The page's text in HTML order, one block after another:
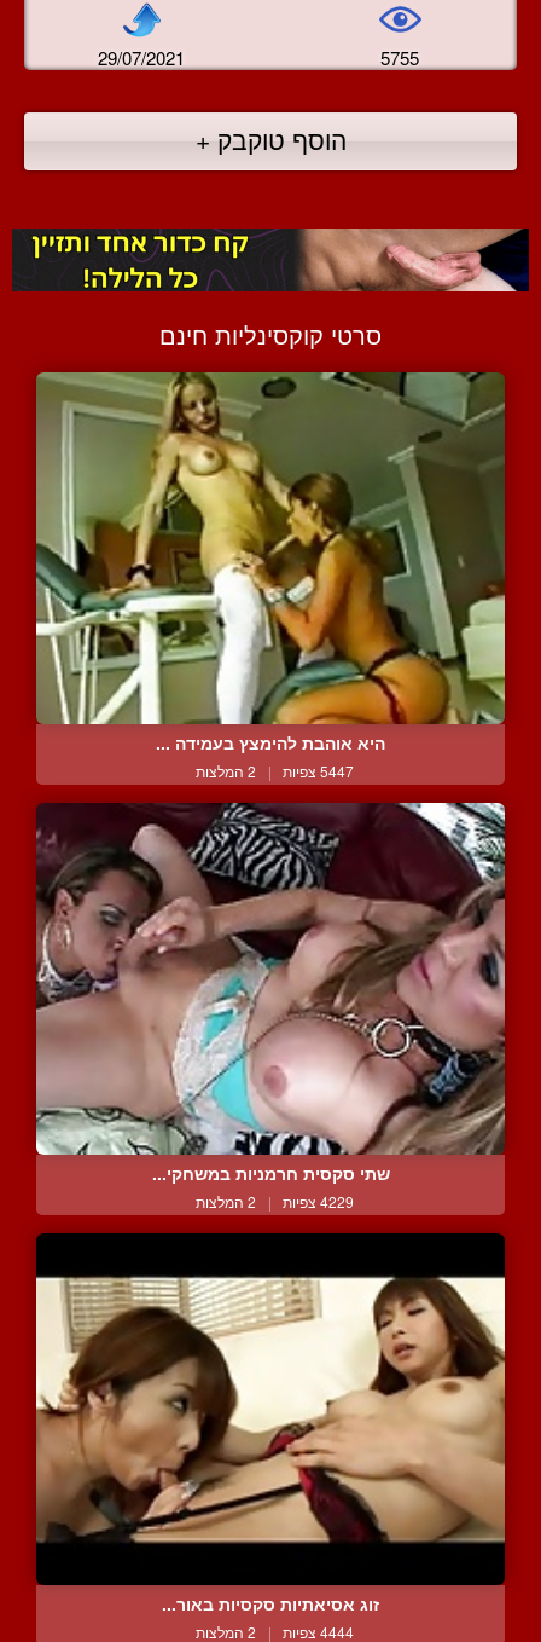
29/07/2021 5755
הוסף טוקבק +
סרטי קוקסינליות חינם
היא אוהבת להימצץ בעמידה ...
5447 צפיות | 2 המלצות
שתי סקסית חרמניות במשחקי...
4229 צפיות | 2 המלצות
זוג אסיאתיות סקסיות באור...
4444 צפיות | 2 המלצות